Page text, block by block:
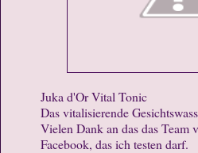
Juka d'Or Vital Tonic
Das vitalisierende
Vielen Dank an das das Team
Facebook, das ich testen darf.